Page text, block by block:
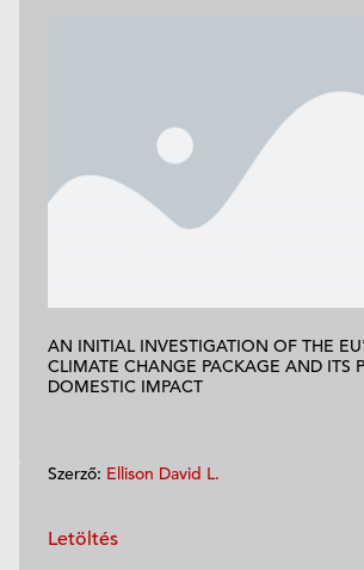
AN INITIAL INVESTIGATION OF THE
CLIMATE CHANGE PACKAGE AND ITS
DOMESTIC IMPACT
Szerző: Ellison David L.
Letöltés